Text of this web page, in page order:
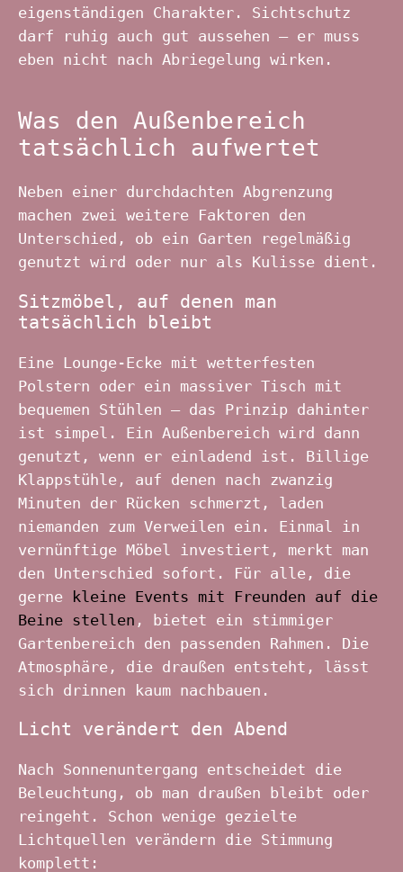
eigenständigen Charakter. Sichtschutz
darf ruhig auch gut aussehen – er muss
eben nicht nach Abriegelung wirken.
Was den Außenbereich
tatsächlich aufwertet
Neben einer durchdachten Abgrenzung
machen zwei weitere Faktoren den
Unterschied, ob ein Garten regelmäßig
genutzt wird oder nur als Kulisse dient.
Sitzmöbel, auf denen man
tatsächlich bleibt
Eine Lounge-Ecke mit wetterfesten
Polstern oder ein massiver Tisch mit
bequemen Stühlen – das Prinzip dahinter
ist simpel. Ein Außenbereich wird dann
genutzt, wenn er einladend ist. Billige
Klappstühle, auf denen nach zwanzig
Minuten der Rücken schmerzt, laden
niemanden zum Verweilen ein. Einmal in
vernünftige Möbel investiert, merkt man
den Unterschied sofort. Für alle, die
gerne kleine Events mit Freunden auf die
Beine stellen , bietet ein stimmiger
Gartenbereich den passenden Rahmen. Die
Atmosphäre, die draußen entsteht, lässt
sich drinnen kaum nachbauen.
Licht verändert den Abend
Nach Sonnenuntergang entscheidet die
Beleuchtung, ob man draußen bleibt oder
reingeht. Schon wenige gezielte
Lichtquellen verändern die Stimmung
komplett: